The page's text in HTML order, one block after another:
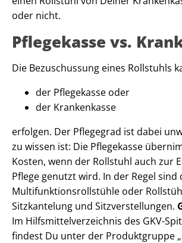
oder nicht.
Pflegekasse vs.
Die Bezuschussung eines Rollstuhls
der Pflegekasse oder
der Krankenkasse
erfolgen. Der Pflegegrad ist dabei
zu wissen ist: Die Pflegekasse
Kosten, wenn der Rollstuhl auch zur
Pflege genutzt wird. In der Regel sind
Multifunktionsrollstühle oder
Sitzkantelung und Sitzverstellungen.
Im Hilfsmittelverzeichnis des GKV-
findest Du unter der Produktgruppe